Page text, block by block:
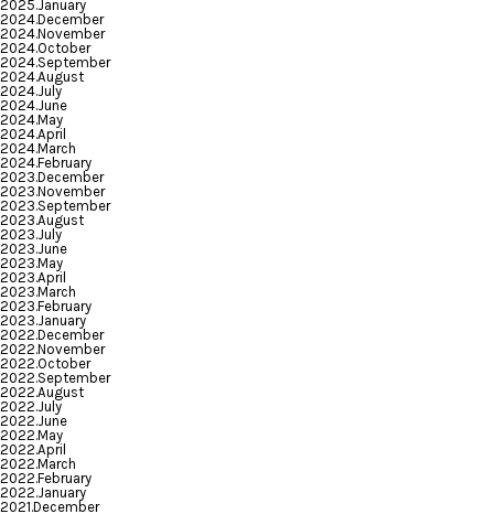
2025.January
2024.December
2024.November
2024.October
2024.September
2024.August
2024.July
2024.June
2024.May
2024.April
2024.March
2024.February
2023.December
2023.November
2023.September
2023.August
2023.July
2023.June
2023.May
2023.April
2023.March
2023.February
2023.January
2022.December
2022.November
2022.October
2022.September
2022.August
2022.July
2022.June
2022.May
2022.April
2022.March
2022.February
2022.January
2021.December